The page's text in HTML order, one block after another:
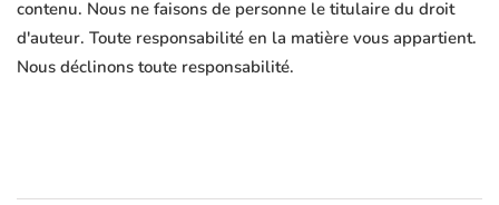
contenu. Nous ne faisons de personne le titulaire du droit
d'auteur. Toute responsabilité en la matière vous appartient.
Nous déclinons toute responsabilité.